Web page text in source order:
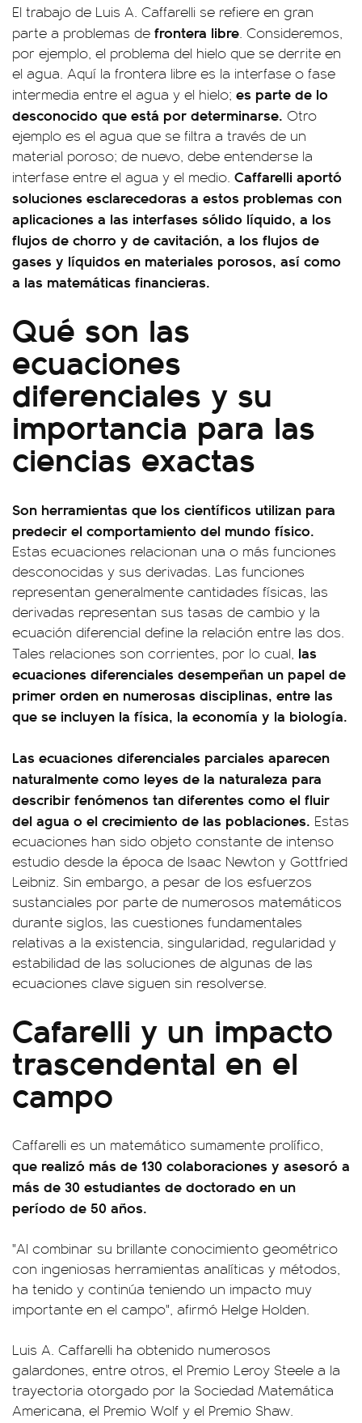
El trabajo de Luis A. Caffarelli se refiere en gran
parte a problemas de frontera libre. Consideremos,
por ejemplo, el problema del hielo que se derrite en
el agua. Aquí la frontera libre es la interfase o fase
intermedia entre el agua y el hielo; es parte de lo
desconocido que está por determinarse. Otro
ejemplo es el agua que se filtra a través de un
material poroso; de nuevo, debe entenderse la
interfase entre el agua y el medio. Caffarelli aportó
soluciones esclarecedoras a estos problemas con
aplicaciones a las interfases sólido líquido, a los
flujos de chorro y de cavitación, a los flujos de
gases y líquidos en materiales porosos, así como
a las matemáticas financieras.
Qué son las
ecuaciones
diferenciales y su
importancia para las
ciencias exactas
Son herramientas que los científicos utilizan para
predecir el comportamiento del mundo físico.
Estas ecuaciones relacionan una o más funciones
desconocidas y sus derivadas. Las funciones
representan generalmente cantidades físicas, las
derivadas representan sus tasas de cambio y la
ecuación diferencial define la relación entre las dos.
Tales relaciones son corrientes, por lo cual, las
ecuaciones diferenciales desempeñan un papel de
primer orden en numerosas disciplinas, entre las
que se incluyen la física, la economía y la biología.
Las ecuaciones diferenciales parciales aparecen
naturalmente como leyes de la naturaleza para
describir fenómenos tan diferentes como el fluir
del agua o el crecimiento de las poblaciones. Estas
ecuaciones han sido objeto constante de intenso
estudio desde la época de Isaac Newton y Gottfried
Leibniz. Sin embargo, a pesar de los esfuerzos
sustanciales por parte de numerosos matemáticos
durante siglos, las cuestiones fundamentales
relativas a la existencia, singularidad, regularidad y
estabilidad de las soluciones de algunas de las
ecuaciones clave siguen sin resolverse.
Cafarelli y un impacto
trascendental en el
campo
Caffarelli es un matemático sumamente prolífico,
que realizó más de 130 colaboraciones y asesoró a
más de 30 estudiantes de doctorado en un
período de 50 años.
"Al combinar su brillante conocimiento geométrico
con ingeniosas herramientas analíticas y métodos,
ha tenido y continúa teniendo un impacto muy
importante en el campo", afirmó Helge Holden.
Luis A. Caffarelli ha obtenido numerosos
galardones, entre otros, el Premio Leroy Steele a la
trayectoria otorgado por la Sociedad Matemática
Americana, el Premio Wolf y el Premio Shaw.